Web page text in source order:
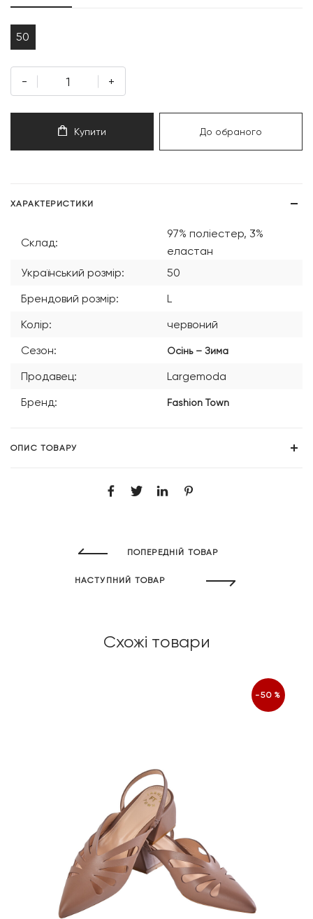
50
- +
Купити До обраного
ХАРАКТЕРИСТИКИ
Склад:
97% поліестер, 3%
еластан
Український розмір:
50
Брендовий розмір:
L
Колір:
червоний
Сезон:
Осінь – Зима
Продавец:
Largemoda
Бренд:
Fashion Town
ОПИС ТОВАРУ
ПОПЕРЕДНІЙ ТОВАР
НАСТУПНИЙ ТОВАР
Схожі товари
-50%